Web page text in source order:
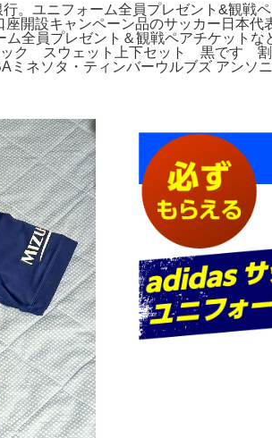
。ユニフォーム全員プレゼント&観戦
開設キャンペーン品のサッカー日本
全員プレゼント＆観戦ペアチケット
ク スウェット上下セット 黒です 割
ミネソタ・ティンバーウルブズ アン